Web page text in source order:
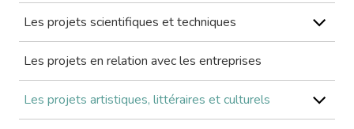
Les projets scientifiques et techniques
Les projets en relation avec les entreprises
Les projets artistiques, littéraires et culturels